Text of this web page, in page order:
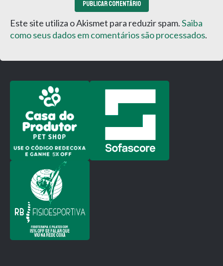
Este site utiliza o Akismet para reduzir spam.Saiba
como seus dados em comentários são processados.